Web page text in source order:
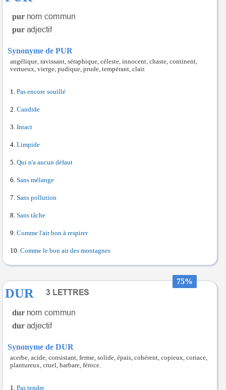
pur
pur
Synonyme de PUR
angélique, ravissant, séraphique, céleste, innocent, chaste, continent,
vertueux, vierge, pudique, prude, tempérant, clair.
Pas encore souillé
Candide
Intact
Limpide
Qui n'a aucun défaut
Sans mélange
Sans pollution
Sans tâche
Comme l'air bon à respirer
Comme le bon air des montagnes
75%
DUR
dur
dur
Synonyme de DUR
acerbe, acide, consistant, ferme, solide, épais, cohérent, copieux, coriace,
plantureux, cruel, barbare, féroce.
Pas tendre